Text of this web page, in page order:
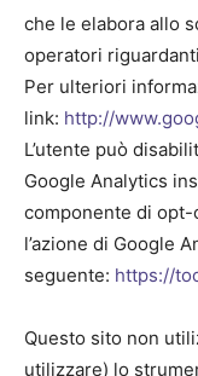
che le elabora allo
operatori
Per ulteriori
link: http://
L’utente può
Google Analytics
componente di opt-
l’azione di Google
seguente: https://
Questo sito non
utilizzare) lo